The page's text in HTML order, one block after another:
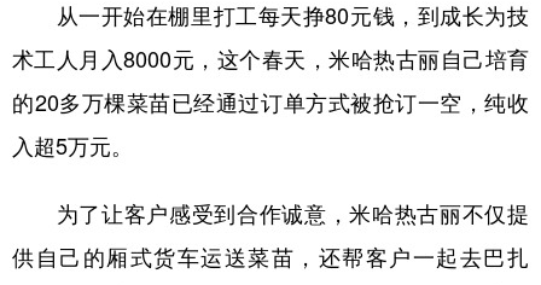
从一开始在棚里打工每天挣80元钱，到成长为技
术工人月入8000元，这个春天，米哈热古丽自己培育
的20多万棵菜苗已经通过订单方式被抢订一空，纯收
入超5万元。
为了让客户感受到合作诚意，米哈热古丽不仅提
供自己的厢式货车运送菜苗，还帮客户一起去巴扎